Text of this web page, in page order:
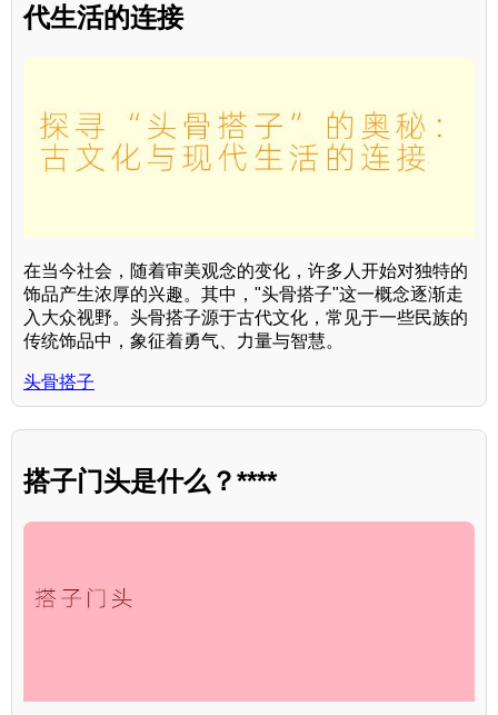
代生活的连接
在当今社会，随着审美观念的变化，许多人开始对独特的
饰品产生浓厚的兴趣。其中，"头骨搭子"这一概念逐渐走
入大众视野。头骨搭子源于古代文化，常见于一些民族的
传统饰品中，象征着勇气、力量与智慧。
头骨搭子
搭子门头是什么？****